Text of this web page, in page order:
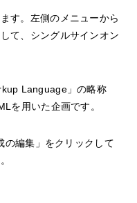
す。左側のメニューから
て、シングルサインオン
Language」の略称
を用いた企画です。
の編集」をクリックして